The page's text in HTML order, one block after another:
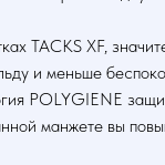
TACKS XF,
и меньше
POLYGIENE
манжете вы